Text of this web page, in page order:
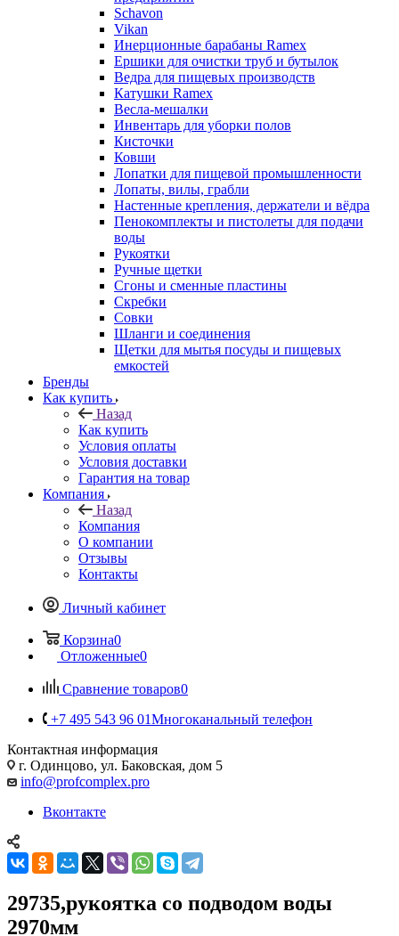
Schavon
Vikan
Инерционные барабаны Ramex
Ершики для очистки труб и бутылок
Ведра для пищевых производств
Катушки Ramex
Весла-мешалки
Инвентарь для уборки полов
Кисточки
Ковши
Лопатки для пищевой промышленности
Лопаты, вилы, грабли
Настенные крепления, держатели и вёдра
Пенокомплекты и пистолеты для подачи
воды
Рукоятки
Ручные щетки
Сгоны и сменные пластины
Скребки
Совки
Шланги и соединения
Щетки для мытья посуды и пищевых
емкостей
Бренды
Как купить
Назад
Как купить
Условия оплаты
Условия доставки
Гарантия на товар
Компания
Назад
Компания
О компании
Отзывы
Контакты
Личный кабинет
Корзина0
Отложенные0
Сравнение товаров0
+7 495 543 96 01Многоканальный телефон
Контактная информация
г. Одинцово, ул. Баковская, дом 5
info@profcomplex.pro
Вконтакте
29735,рукоятка со подводом воды
2970мм